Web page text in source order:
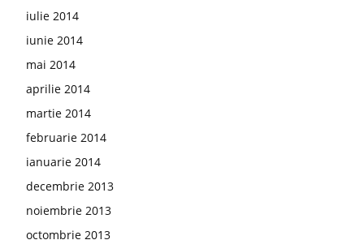
iulie 2014
iunie 2014
mai 2014
aprilie 2014
martie 2014
februarie 2014
ianuarie 2014
decembrie 2013
noiembrie 2013
octombrie 2013